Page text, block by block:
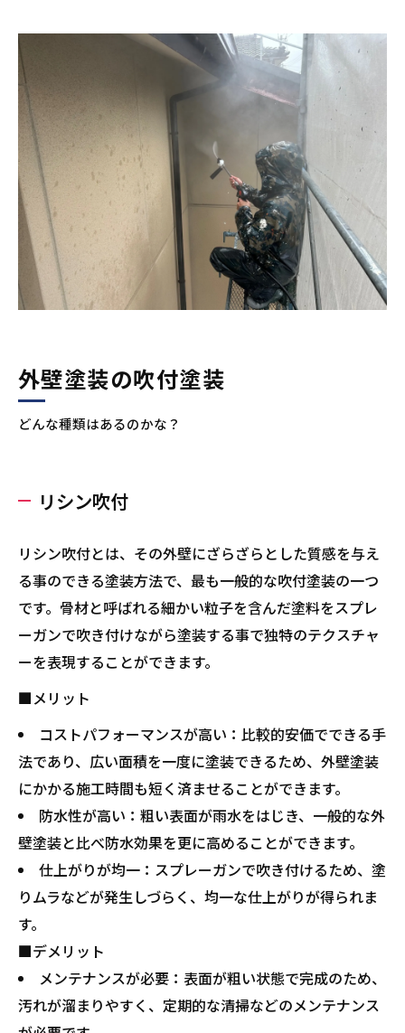
吹付エポキシ塗料
外壁塗装の吹付塗装でやりたい外壁に挑戦！
外壁塗装の吹付塗装
どんな種類はあるのかな？
リシン吹付
リシン吹付とは、その外壁にざらざらとした質感を与え
る事のできる塗装方法で、最も一般的な吹付塗装の一つ
です。骨材と呼ばれる細かい粒子を含んだ塗料をスプレ
ーガンで吹き付けながら塗装する事で独特のテクスチャ
ーを表現することができます。
■メリット
コストパフォーマンスが高い：比較的安価でできる手
法であり、広い面積を一度に塗装できるため、外壁塗装
にかかる施工時間も短く済ませることができます。
防水性が高い：粗い表面が雨水をはじき、一般的な外
壁塗装と比べ防水効果を更に高めることができます。
仕上がりが均一：スプレーガンで吹き付けるため、塗
りムラなどが発生しづらく、均一な仕上がりが得られま
す。
■デメリット
メンテナンスが必要：表面が粗い状態で完成のため、
汚れが溜まりやすく、定期的な清掃などのメンテナンス